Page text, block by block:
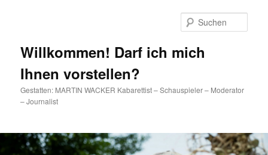
Willkommen! Darf ich mich
Ihnen vorstellen?
Gestatten: MARTIN WACKER Kabarettist – Schauspieler – Moderator
– Journalist